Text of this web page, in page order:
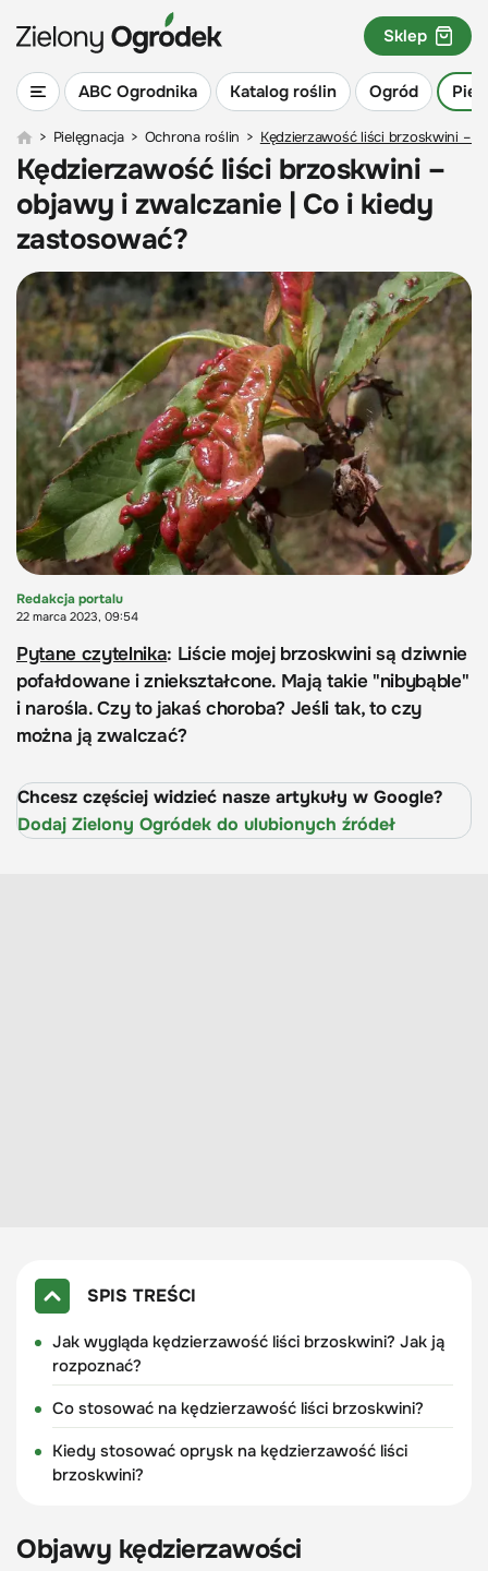
ABC Ogrodnika Katalog roślin Ogród
Sklep
> Pielęgnacja > Ochrona roślin > Kędzierzawość liści brzoskwini –
Kędzierzawość liści brzoskwini –
objawy i zwalczanie | Co i kiedy
zastosować?
Redakcja portalu
22 marca 2023, 09:54
Pytane czytelnika: Liście mojej brzoskwini są dziwnie
pofałdowane i zniekształcone. Mają takie "nibybąble"
i narośla. Czy to jakaś choroba? Jeśli tak, to czy
można ją zwalczać?
Chcesz częściej widzieć nasze artykuły w Google?
Dodaj Zielony Ogródek do ulubionych źródeł
SPIS TREŚCI
Jak wygląda kędzierzawość liści brzoskwini? Jak ją
rozpoznać?
Co stosować na kędzierzawość liści brzoskwini?
Kiedy stosować oprysk na kędzierzawość liści
brzoskwini?
Objawy kędzierzawości